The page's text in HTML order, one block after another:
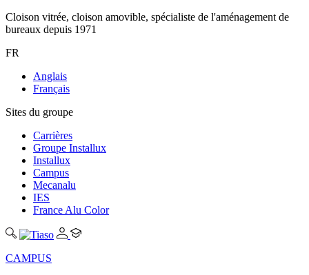
Cloison vitrée, cloison amovible, spécialiste de l'aménagement de
bureaux depuis 1971
FR
Anglais
Français
Sites du groupe
Carrières
Groupe Installux
Installux
Campus
Mecanalu
IES
France Alu Color
CAMPUS